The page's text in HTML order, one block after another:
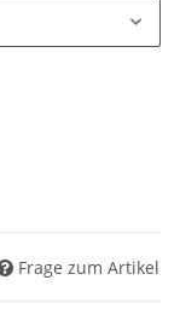
Frage zum Artikel